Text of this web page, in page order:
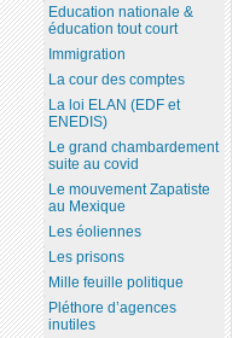
Education nationale &
éducation tout court
Immigration
La cour des comptes
La loi ELAN (EDF et
ENEDIS)
Le grand chambardement
suite au covid
Le mouvement Zapatiste
au Mexique
Les éoliennes
Les prisons
Mille feuille politique
Pléthore d’agences
inutiles